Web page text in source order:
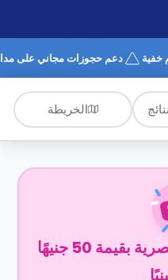
خفية دعم حجوزات مجاني على مدار
الخريطة
قسيمة استرداد نقدي حصرية بقيمة 50 جنيهًا